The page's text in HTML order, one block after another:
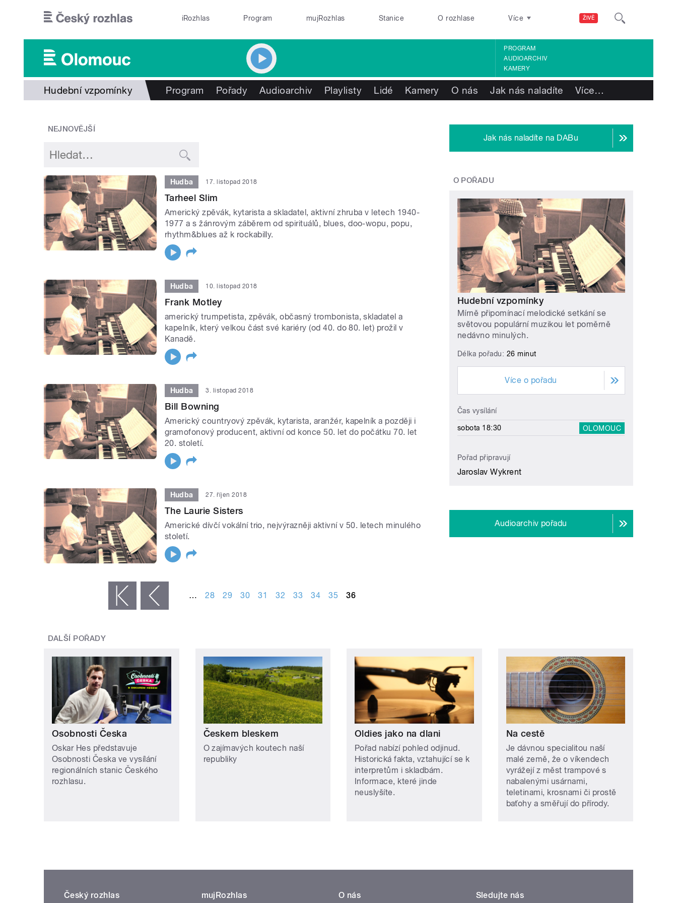
ŽIVĚ
iRozhlas Program mujRozhlas Stanice O rozhlase Více
PROGRAM
AUDIOARCHIV
KAMERY
Hudební vzpomínky Program Pořady Audioarchiv Playlisty Lidé Kamery O nás Jak nás naladíte Více…
NEJNOVĚJŠÍ
Hudba 17. listopad 2018
Tarheel Slim
Americký zpěvák, kytarista a skladatel, aktivní zhruba v letech 1940-
1977 a s žánrovým záběrem od spirituálů, blues, doo-wopu, popu,
rhythm&blues až k rockabilly.
Hudba 10. listopad 2018
Frank Motley
americký trumpetista, zpěvák, občasný trombonista, skladatel a
kapelník, který velkou část své kariéry (od 40. do 80. let) prožil v
Kanadě.
Hudba 3. listopad 2018
Bill Bowning
Americký countryový zpěvák, kytarista, aranžér, kapelník a později i
gramofonový producent, aktivní od konce 50. let do počátku 70. let
20. století.
Hudba 27. říjen 2018
The Laurie Sisters
Americké dívčí vokální trio, nejvýrazněji aktivní v 50. letech minulého
století.
‹ předchozí … 28 29 30 31 32 33 34 35 36
Jak nás naladíte na DABu
O POŘADU
Hudební vzpomínky
Mírně připomínací melodické setkání se
světovou populární muzikou let poměrně
nedávno minulých.
Délka pořadu: 26 minut
Více o pořadu
Čas vysílání
sobota 18:30 OLOMOUC
Pořad připravují
Jaroslav Wykrent
Audioarchiv pořadu
DALŠÍ POŘADY
Osobnosti Česka
Oskar Hes představuje
Osobnosti Česka ve vysílání
regionálních stanic Českého
rozhlasu.
Českem bleskem
O zajímavých koutech naší
republiky
Oldies jako na dlani
Pořad nabízí pohled odjinud.
Historická fakta, vztahující se k
interpretům i skladbám.
Informace, které jinde
neuslyšíte.
Na cestě
Je dávnou specialitou naší
malé země, že o víkendech
vyrážejí z měst trampové s
nabalenými usárnami,
teletinami, krosnami či prostě
baťohy a směřují do přírody.
Český rozhlas mujRozhlas O nás Sledujte nás